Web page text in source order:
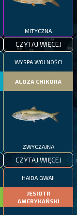
MITYCZNA
CZYTAJ WIĘCEJ
WYSPA WOLNOŚCI
ALOZA CHIKORA
ZWYCZAJNA
CZYTAJ WIĘCEJ
HAIDA GWAII
JESIOTR
AMERYKAŃSKI